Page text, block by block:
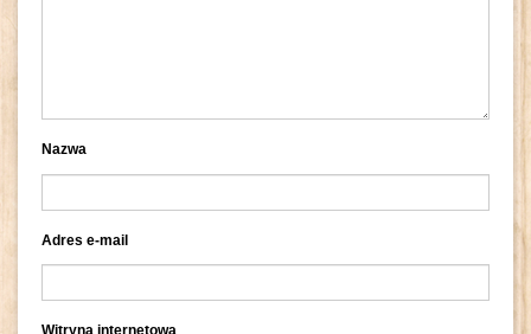
Nazwa
Adres e-mail
Witryna internetowa